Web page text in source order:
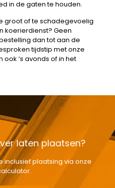
in de gaten te houden.
groot of te schadegevoelig
koerierdienst? Geen
dan tot aan de
tijdstip met onze
‘s avonds of in het
laten plaatsen?
inclusief plaatsing via onze